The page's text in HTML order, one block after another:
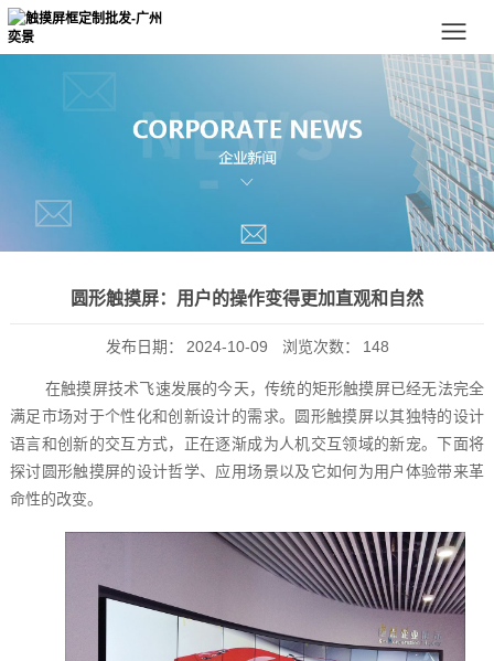
圆形触摸屏：用户的操作变得更加直观和自然
发布日期： 2024-10-09 浏览次数： 148
在触摸屏技术飞速发展的今天，传统的矩形触摸屏已经无法完全
满足市场对于个性化和创新设计的需求。圆形触摸屏以其独特的设计
语言和创新的交互方式，正在逐渐成为人机交互领域的新宠。下面将
探讨圆形触摸屏的设计哲学、应用场景以及它如何为用户体验带来革
命性的改变。